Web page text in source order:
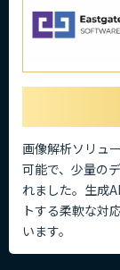
画像解析ソリュ
可能で、少量の
れました。生成
トする柔軟な対
います。